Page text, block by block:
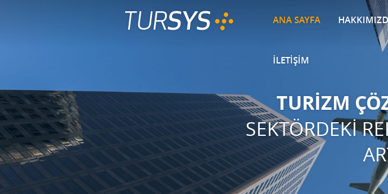
TURSYS ANA SAYFA
İLETİŞİM
TURİZM
SEKTÖRDEKİ